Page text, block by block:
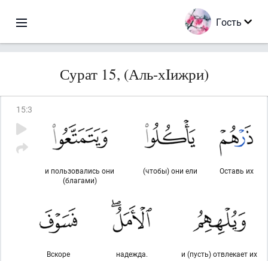
Гость
Сурат 15, (Аль-хIижри)
15:3
Оставь их
(чтобы) они ели
и пользовались они
(благами)
и (пусть) отвлекает их
надежда.
Вскоре